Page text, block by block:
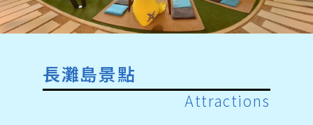
長灘島景點
Attractions